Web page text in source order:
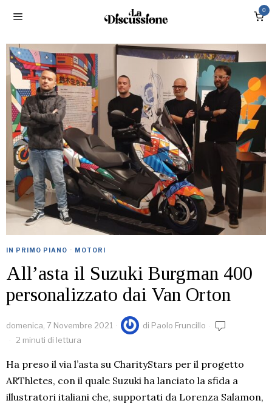
0
IN PRIMO PIANO · MOTORI
All’asta il Suzuki Burgman 400
personalizzato dai Van Orton
domenica, 7 Novembre 2021 di Paolo Fruncillo
2 minuti di lettura
Ha preso il via l’asta su CharityStars per il progetto
ARThletes, con il quale Suzuki ha lanciato la sfida a
illustratori italiani che, supportati da Lorenza Salamon,